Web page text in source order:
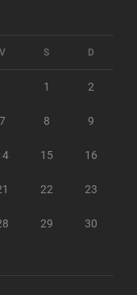
V S D
1 2
7 8 9
15 16
22 23
29 30